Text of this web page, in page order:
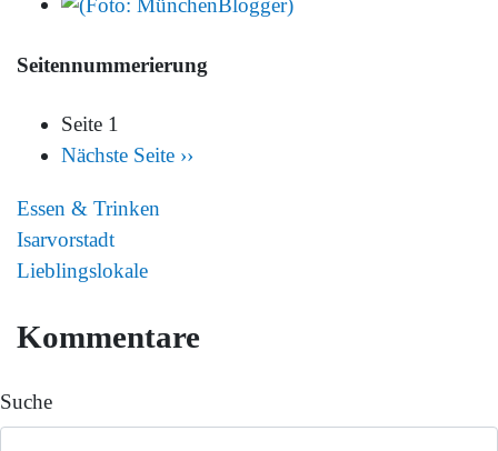
Seitennummerierung
Seite 1
Nächste Seite ››
Essen & Trinken
Isarvorstadt
Lieblingslokale
Kommentare
Suche